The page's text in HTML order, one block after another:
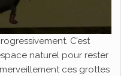
C’est
naturel pour rester
ces grottes